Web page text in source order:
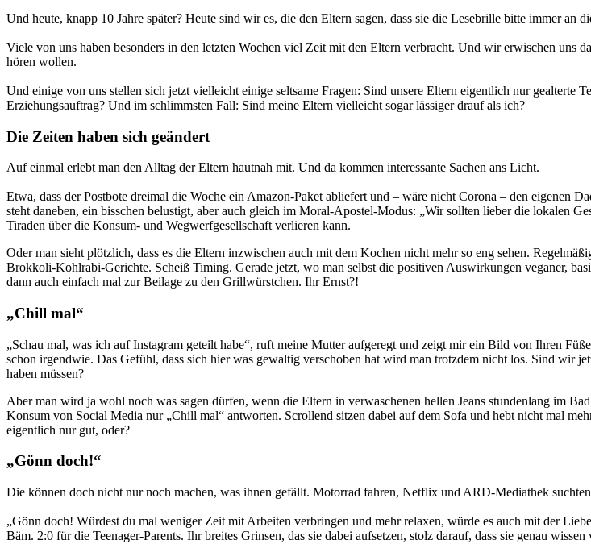
Und heute, knapp 10 Jahre später? Heute sind wir es, die den Eltern sagen, dass sie die Lesebrille bitte immer an
Viele von uns haben besonders in den letzten Wochen viel Zeit mit den Eltern verbracht. Und wir erwischen uns
hören wollen.
Und einige von uns stellen sich jetzt vielleicht einige seltsame Fragen: Sind unsere Eltern eigentlich nur
Erziehungsauftrag? Und im schlimmsten Fall: Sind meine Eltern vielleicht sogar lässiger drauf als ich?
Die Zeiten haben sich geändert
Auf einmal erlebt man den Alltag der Eltern hautnah mit. Und da kommen interessante Sachen ans Licht.
Etwa, dass der Postbote dreimal die Woche ein Amazon-Paket abliefert und – wäre nicht Corona – den eigenen
steht daneben, ein bisschen belustigt, aber auch gleich im Moral-Apostel-Modus: „Wir sollten lieber die lokalen
Tiraden über die Konsum- und Wegwerfgesellschaft verlieren kann.
Oder man sieht plötzlich, dass es die Eltern inzwischen auch mit dem Kochen nicht mehr so eng sehen.
Brokkoli-Kohlrabi-Gerichte. Scheiß Timing. Gerade jetzt, wo man selbst die positiven Auswirkungen veganer,
dann auch einfach mal zur Beilage zu den Grillwürstchen. Ihr Ernst?!
„Chill mal“
„Schau mal, was ich auf Instagram geteilt habe“, ruft meine Mutter aufgeregt und zeigt mir ein Bild von Ihren
schon irgendwie. Das Gefühl, dass sich hier was gewaltig verschoben hat wird man trotzdem nicht los. Sind wir
haben müssen?
Aber man wird ja wohl noch was sagen dürfen, wenn die Eltern in verwaschenen hellen Jeans stundenlang im
Konsum von Social Media nur „Chill mal“ antworten. Scrollend sitzen dabei auf dem Sofa und hebt nicht mal
eigentlich nur gut, oder?
„Gönn doch!“
Die können doch nicht nur noch machen, was ihnen gefällt. Motorrad fahren, Netflix und ARD-Mediathek
„Gönn doch! Würdest du mal weniger Zeit mit Arbeiten verbringen und mehr relaxen, würde es auch mit der
Bäm. 2:0 für die Teenager-Parents. Ihr breites Grinsen, das sie dabei aufsetzen, stolz darauf, dass sie genau wissen